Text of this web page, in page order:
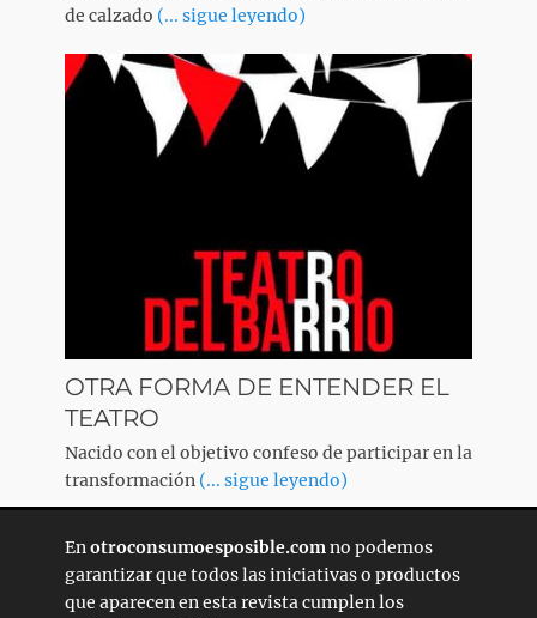
de calzado (... sigue leyendo)
OTRA FORMA DE ENTENDER EL
TEATRO
Nacido con el objetivo confeso de participar en la
transformación (... sigue leyendo)
Enotroconsumoesposible.comno podemos
garantizar que todos las iniciativas o productos
que aparecen en esta revista cumplen los